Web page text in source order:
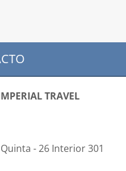
TRAVEL
- 26 Interior 301